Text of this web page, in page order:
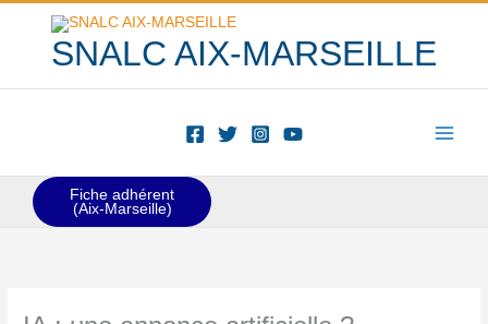
contenuSNALC AIX-MARSEILLE
Fiche adhérent
(Aix-Marseille)